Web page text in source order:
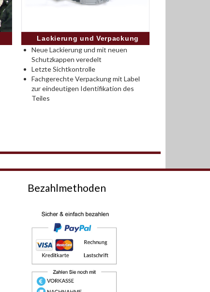
Lackierung und Verpackung
Neue Lackierung und mit neuen
Schutzkappen veredelt
Letzte Sichtkontrolle
Fachgerechte Verpackung mit Label
zur eindeutigen Identifikation des
Teiles
Bezahlmethoden